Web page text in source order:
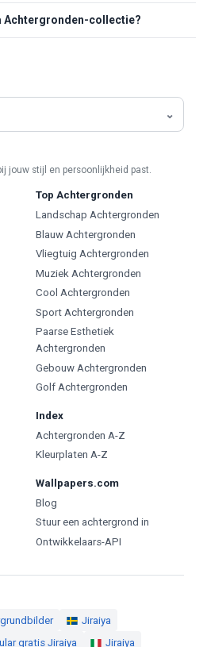
Achtergronden-collectie?
jouw stijl en persoonlijkheid past.
Top Achtergronden
Landschap Achtergronden
Blauw Achtergronden
Vliegtuig Achtergronden
Muziek Achtergronden
Cool Achtergronden
Sport Achtergronden
Paarse Esthetiek
Achtergronden
Gebouw Achtergronden
Golf Achtergronden
Index
Achtergronden A-Z
Kleurplaten A-Z
Wallpapers.com
Blog
Stuur een achtergrond in
Ontwikkelaars-API
Jiraiya
gratis Jiraiya
Jiraiya